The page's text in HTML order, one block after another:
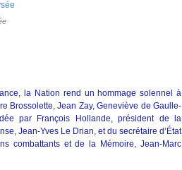
la Nation rend un hommage solennel à
Brossolette, Jean Zay, Geneviève de Gaulle-
par François Hollande, président de la
Jean-Yves Le Drian, et du secrétaire d’État
combattants et de la Mémoire, Jean-Marc